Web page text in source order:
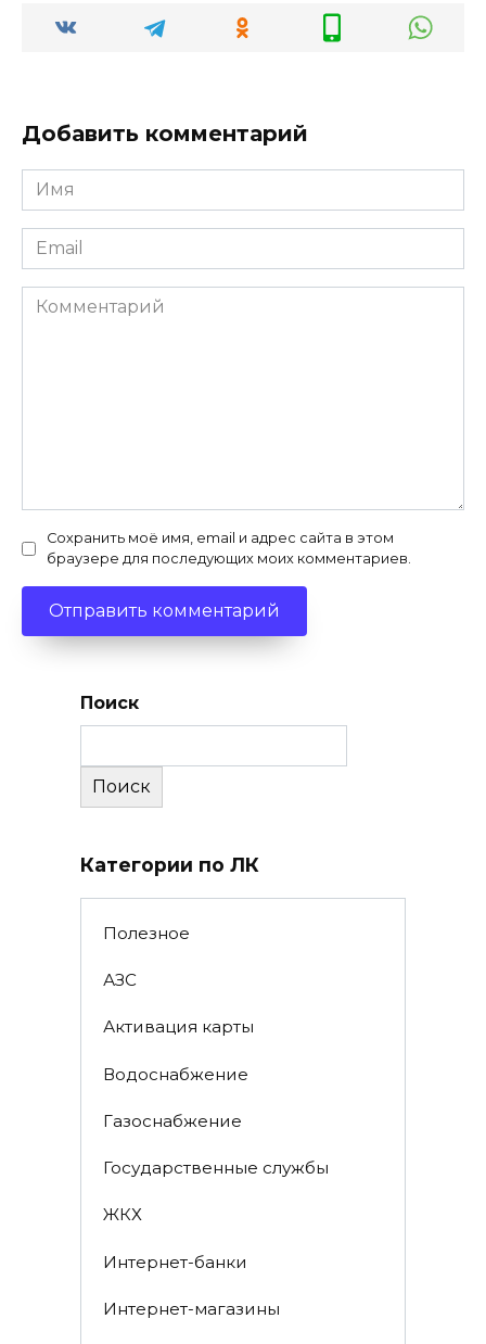
Добавить комментарий
Имя
*
Email
*
Комментарий
Сохранить моё имя, email и адрес сайта в этом
браузере для последующих моих комментариев.
Поиск
Поиск
Категории по ЛК
Полезное
АЗС
Активация карты
Водоснабжение
Газоснабжение
Государственные службы
ЖКХ
Интернет-банки
Интернет-магазины